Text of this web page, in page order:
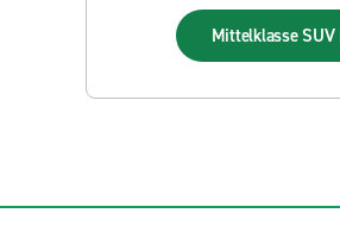
Mittelklasse SUV